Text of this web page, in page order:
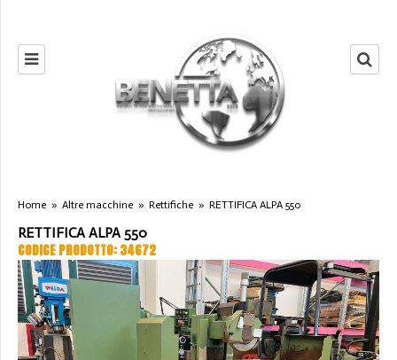
Home » Altre macchine » Rettifiche » RETTIFICA ALPA 550
RETTIFICA ALPA 550
CODICE PRODOTTO: 34672